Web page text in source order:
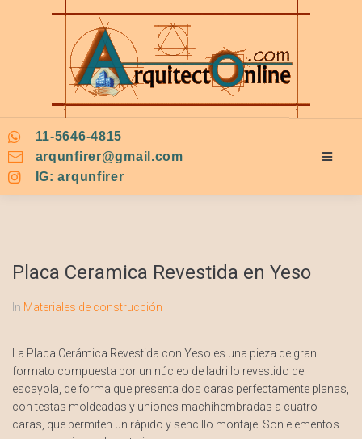
11-5646-4815
arqunfirer@gmail.com
IG: arqunfirer
Placa Ceramica Revestida en Yeso
In Materiales de construcción
La Placa Cerámica Revestida con Yeso es una pieza de gran
formato compuesta por un núcleo de ladrillo revestido de
escayola, de forma que presenta dos caras perfectamente planas,
con testas moldeadas y uniones machihembradas a cuatro
caras, que permiten un rápido y sencillo montaje. Son elementos